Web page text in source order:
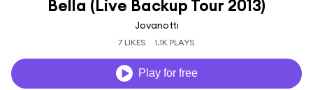
Bella (Live Backup Tour 2013)
Jovanotti
7 LIKES 1.1K PLAYS
Play for free